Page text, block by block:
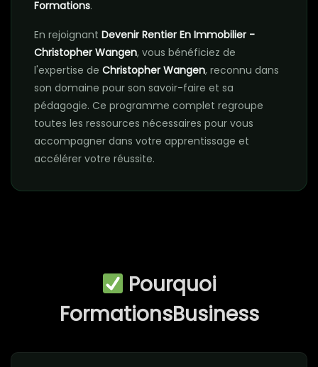
Formations.
En rejoignant Devenir Rentier En Immobilier -
Christopher Wangen, vous bénéficiez de
l'expertise de Christopher Wangen, reconnu dans
son domaine pour son savoir-faire et sa
pédagogie. Ce programme complet regroupe
toutes les ressources nécessaires pour vous
accompagner dans votre apprentissage et
accélérer votre réussite.
Pourquoi
FormationsBusiness